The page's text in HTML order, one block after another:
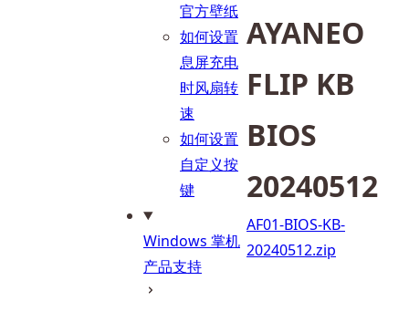
官方壁纸
如何设置
息屏充电
时风扇转
速
如何设置
自定义按
键
Windows 掌机
产品支持
AYANEO
FLIP KB
BIOS
20240512
AF01-BIOS-KB-
20240512.zip